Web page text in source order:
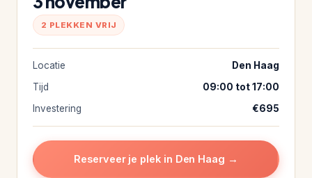
2 PLEKKEN VRIJ
Locatie
Den Haag
Tijd
09:00 tot 17:00
Investering
€695
Reserveer je plek in Den Haag →